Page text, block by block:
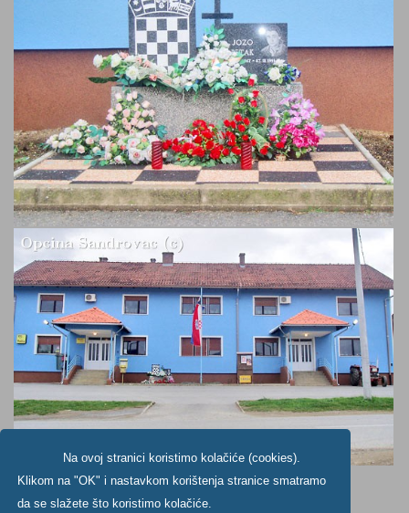
Na ovoj stranici koristimo kolačiće (cookies).
Klikom na "OK" i nastavkom korištenja stranice smatramo
da se slažete što koristimo kolačiće.